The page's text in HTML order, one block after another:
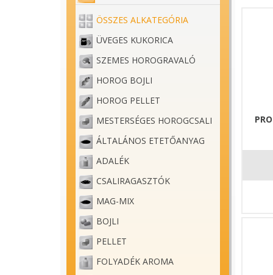
ÖSSZES ALKATEGÓRIA
ÜVEGES KUKORICA
SZEMES HOROGRAVALÓ
HOROG BOJLI
HOROG PELLET
MESTERSÉGES HOROGCSALI
ÁLTALÁNOS ETETŐANYAG
ADALÉK
CSALIRAGASZTÓK
MAG-MIX
BOJLI
PELLET
FOLYADÉK AROMA